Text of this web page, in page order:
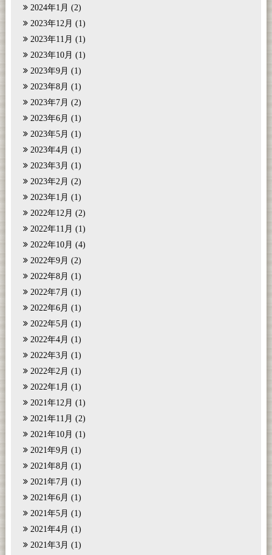
2024年1月 (2)
2023年12月 (1)
2023年11月 (1)
2023年10月 (1)
2023年9月 (1)
2023年8月 (1)
2023年7月 (2)
2023年6月 (1)
2023年5月 (1)
2023年4月 (1)
2023年3月 (1)
2023年2月 (2)
2023年1月 (1)
2022年12月 (2)
2022年11月 (1)
2022年10月 (4)
2022年9月 (2)
2022年8月 (1)
2022年7月 (1)
2022年6月 (1)
2022年5月 (1)
2022年4月 (1)
2022年3月 (1)
2022年2月 (1)
2022年1月 (1)
2021年12月 (1)
2021年11月 (2)
2021年10月 (1)
2021年9月 (1)
2021年8月 (1)
2021年7月 (1)
2021年6月 (1)
2021年5月 (1)
2021年4月 (1)
2021年3月 (1)